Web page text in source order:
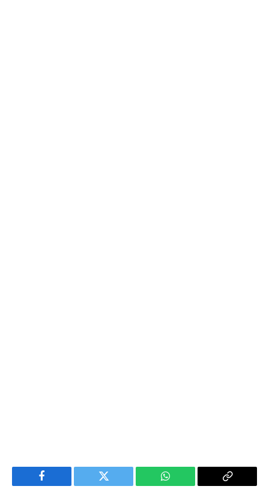
Facebook Twitter WhatsApp
Copy